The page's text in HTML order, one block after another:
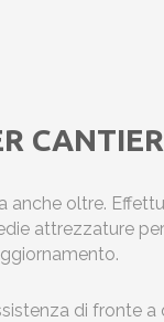
oltre.
attrezzature
di fronte